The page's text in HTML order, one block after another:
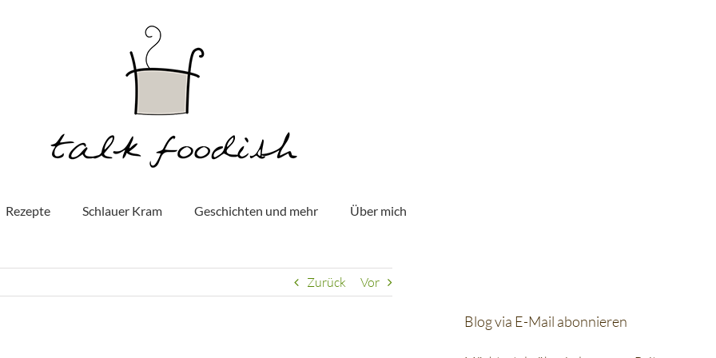
Rezepte Schlauer Kram Geschichten und mehr Über mich
Zurück Vor
Blog via E-Mail abonnieren